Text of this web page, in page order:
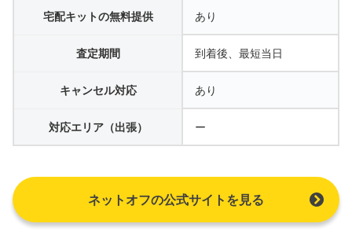
宅配キットの無料提供 あり
査定期間 到着後、最短当日
キャンセル対応 あり
対応エリア（出張） ー
ネットオフの公式サイトを見る